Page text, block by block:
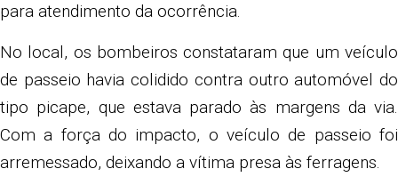
para atendimento da ocorrência.
No local, os bombeiros constataram que um veículo
de passeio havia colidido contra outro automóvel do
tipo picape, que estava parado às margens da via.
Com a força do impacto, o veículo de passeio foi
arremessado, deixando a vítima presa às ferragens.